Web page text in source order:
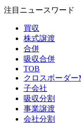
注目ニュースワード
買収
株式譲渡
合併
吸収合併
TOB
クロスボーダー
子会社
吸収分割
事業譲渡
会社分割